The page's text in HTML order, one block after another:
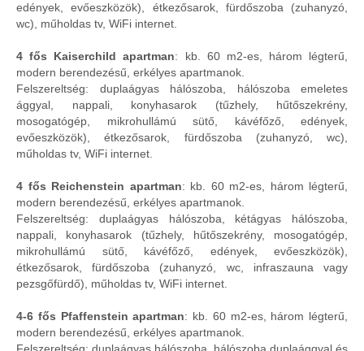
edények, evőeszközök), étkezősarok, fürdőszoba (zuhanyzó,
wc), műholdas tv, WiFi internet.
4 fős Kaiserchild apartman: kb. 60 m2-es, három légterű,
modern berendezésű, erkélyes apartmanok.
Felszereltség: duplaágyas hálószoba, hálószoba emeletes
ággyal, nappali, konyhasarok (tűzhely, hűtőszekrény,
mosogatógép, mikrohullámú sütő, kávéfőző, edények,
evőeszközök), étkezősarok, fürdőszoba (zuhanyzó, wc),
műholdas tv, WiFi internet.
4 fős Reichenstein apartman: kb. 60 m2-es, három légterű,
modern berendezésű, erkélyes apartmanok.
Felszereltség: duplaágyas hálószoba, kétágyas hálószoba,
nappali, konyhasarok (tűzhely, hűtőszekrény, mosogatógép,
mikrohullámú sütő, kávéfőző, edények, evőeszközök),
étkezősarok, fürdőszoba (zuhanyzó, wc, infraszauna vagy
pezsgőfürdő), műholdas tv, WiFi internet.
4-6 fős Pfaffenstein apartman: kb. 60 m2-es, három légterű,
modern berendezésű, erkélyes apartmanok.